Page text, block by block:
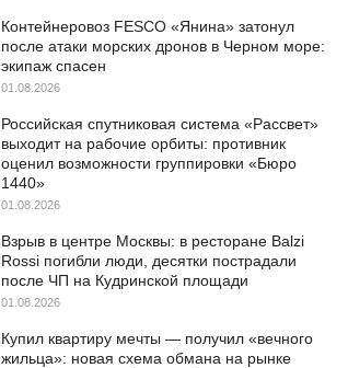
Контейнеровоз FESCO «Янина» затонул
после атаки морских дронов в Черном море:
экипаж спасен
01.08.2026
Российская спутниковая система «Рассвет»
выходит на рабочие орбиты: противник
оценил возможности группировки «Бюро
1440»
01.08.2026
Взрыв в центре Москвы: в ресторане Balzi
Rossi погибли люди, десятки пострадали
после ЧП на Кудринской площади
01.08.2026
Купил квартиру мечты — получил «вечного
жильца»: новая схема обмана на рынке